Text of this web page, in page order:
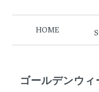
HOME
ゴールデンウ